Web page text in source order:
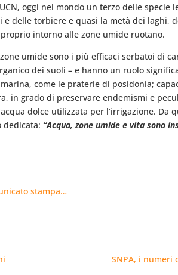
oggi nel mondo un terzo delle
delle torbiere e quasi la metà dei laghi,
intorno alle zone umide ruotano.
umide sono i più efficaci serbatoi di
dei suoli – e hanno un ruolo
come le praterie di posidonia;
in grado di preservare endemismi e
dolce utilizzata per l’irrigazione. Da
dedicata: “Acqua, zone umide e vita sono
stampa…
SNPA, i numeri